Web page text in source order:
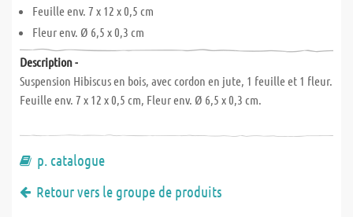
Feuille env. 7 x 12 x 0,5 cm
Fleur env. Ø 6,5 x 0,3 cm
Description -
Suspension Hibiscus en bois, avec cordon en jute, 1 feuille et 1 fleur.
Feuille env. 7 x 12 x 0,5 cm, Fleur env. Ø 6,5 x 0,3 cm.
p. catalogue
Retour vers le groupe de produits